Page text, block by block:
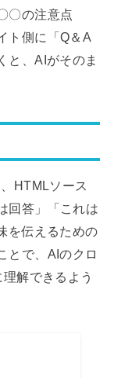
〇の注意点
ト側に「Q＆A
と、AIがそのま
HTMLソース
回答」「これは
を伝えるための
とで、AIのクロ
解できるよう